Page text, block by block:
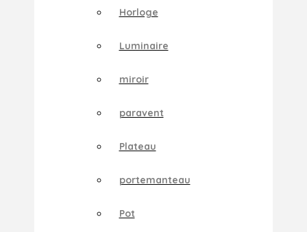
Horloge
Luminaire
miroir
paravent
Plateau
portemanteau
Pot